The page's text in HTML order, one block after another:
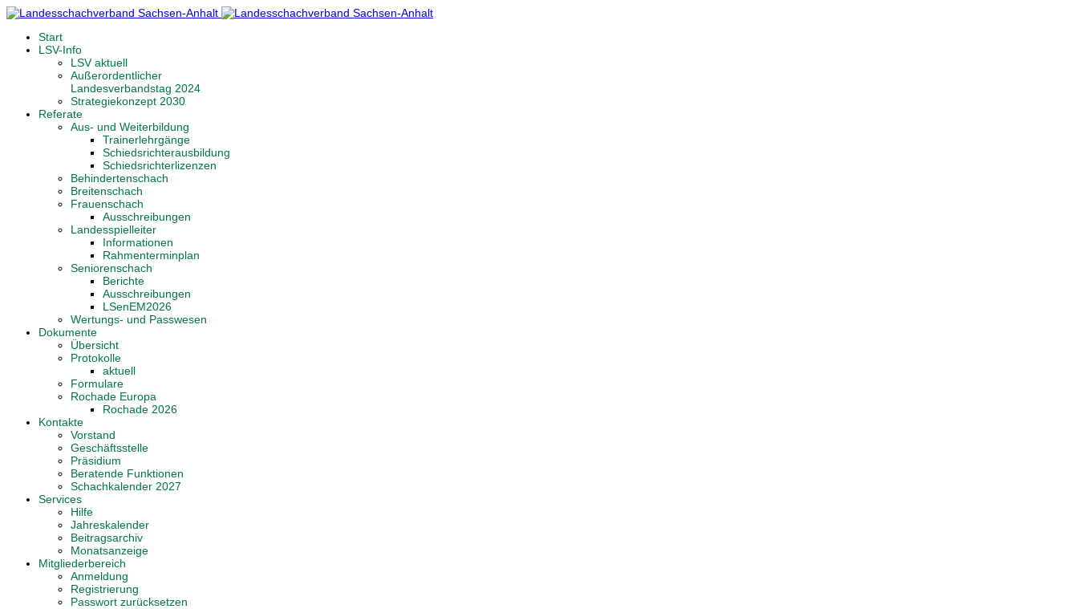
Start
LSV-Info
LSV aktuell
Außerordentlicher
Landesverbandstag 2024
Strategiekonzept 2030
Referate
Aus- und Weiterbildung
Trainerlehrgänge
Schiedsrichterausbildung
Schiedsrichterlizenzen
Behindertenschach
Breitenschach
Frauenschach
Ausschreibungen
Landesspielleiter
Informationen
Rahmenterminplan
Seniorenschach
Berichte
Ausschreibungen
LSenEM2026
Wertungs- und Passwesen
Dokumente
Übersicht
Protokolle
aktuell
Formulare
Rochade Europa
Rochade 2026
Kontakte
Vorstand
Geschäftsstelle
Präsidium
Beratende Funktionen
Schachkalender 2027
Services
Hilfe
Jahreskalender
Beitragsarchiv
Monatsanzeige
Mitgliederbereich
Anmeldung
Registrierung
Passwort zurücksetzen